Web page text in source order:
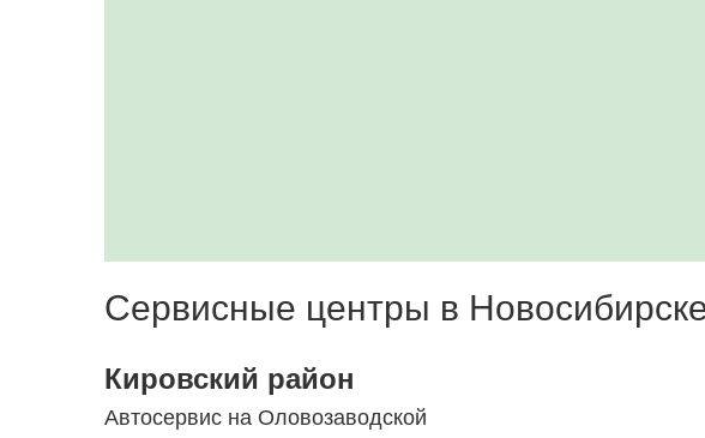
Сервисные центры в
Кировский район
Автосервис на Оловозаводской